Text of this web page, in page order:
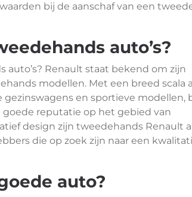
bij de aanschaf van een
auto’s?
auto’s? Renault staat bekend om zijn
modellen. Met een breed scala
gezinswagens en sportieve modellen,
goede reputatie op het gebied van
design zijn tweedehands Renault
die op zoek zijn naar een
auto?